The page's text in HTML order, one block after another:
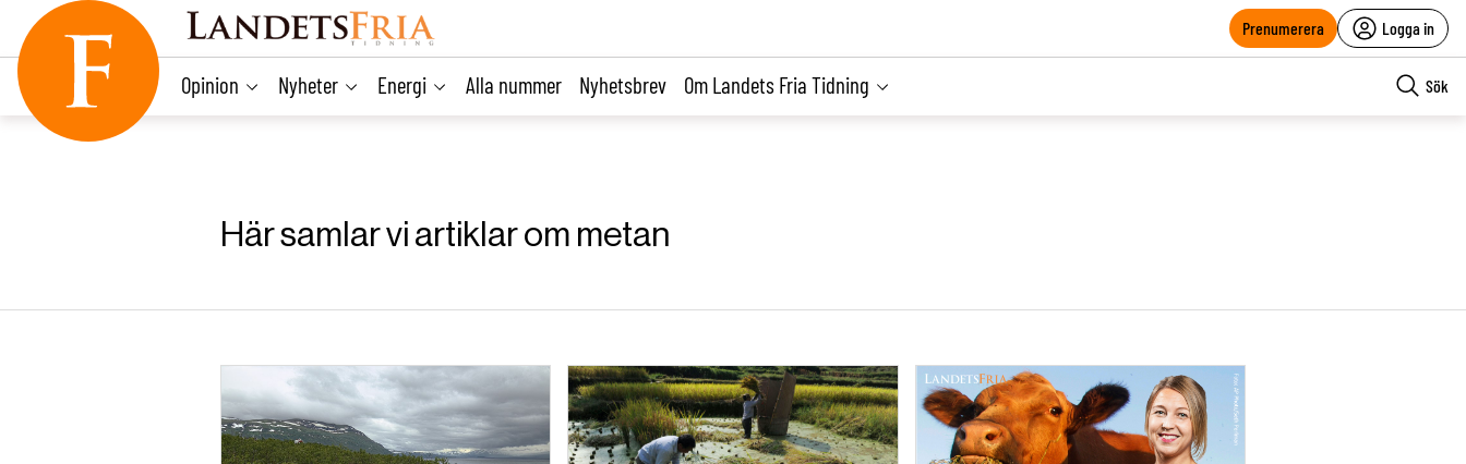
content
Prenumerera Logga in
Opinion Nyheter Energi Alla nummer Nyhetsbrev Om Landets Fria Tidning Sök
Här samlar vi artiklar om metan